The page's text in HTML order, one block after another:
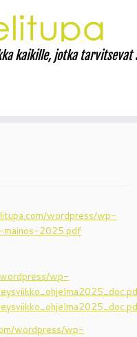
kaikille, jotka tarvitsevat
wordpress/wp-
2025.pdf
wp-
wordpress/wp-